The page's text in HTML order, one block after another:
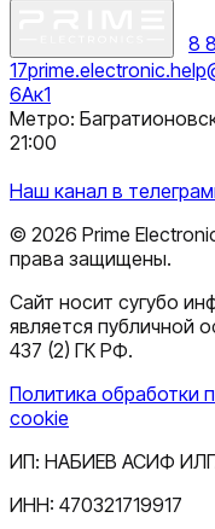
8
17
6Ак1
Метро:
21:00
Наш канал в
© 2026 Prime
права защищены.
Сайт носит сугубо
является публичной
437 (2) ГК РФ.
Политика обработки
cookie
ИП: НАБИЕВ АСИФ
ИНН: 470321719917